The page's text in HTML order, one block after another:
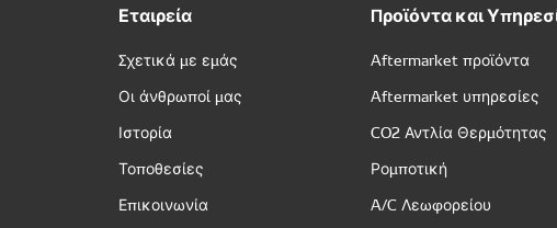
Εταιρεία
Σχετικά με εμάς
Οι άνθρωποί μας
Ιστορία
Τοποθεσίες
Επικοινωνία
Προϊόντα και
Aftermarket προϊόντα
Aftermarket υπηρεσίες
CO2 Αντλία Θερμότητας
Ρομποτική
A/C Λεωφορείου